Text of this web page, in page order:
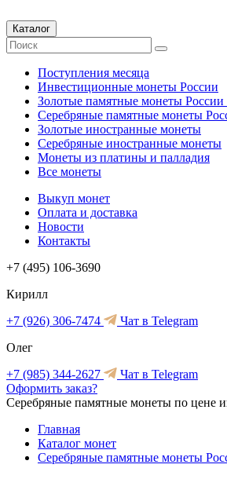
Каталог
Поступления месяца
Инвестиционные монеты России
Золотые памятные монеты
Серебряные памятные монеты
Золотые иностранные монеты
Серебряные иностранные монеты
Монеты из платины и палладия
Все монеты
Выкуп монет
Оплата и доставка
Новости
Контакты
+7 (495) 106-3690
Кирилл
+7 (926) 306-7474
Чат в Telegram
Олег
+7 (985) 344-2627
Чат в Telegram
Оформить заказ?
Серебряные памятные монеты по цене
Главная
Каталог монет
Серебряные памятные монеты